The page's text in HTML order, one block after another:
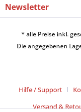
Newsletter
* alle Preise inkl.
Die angegebenen
Hilfe / Support
Versand &